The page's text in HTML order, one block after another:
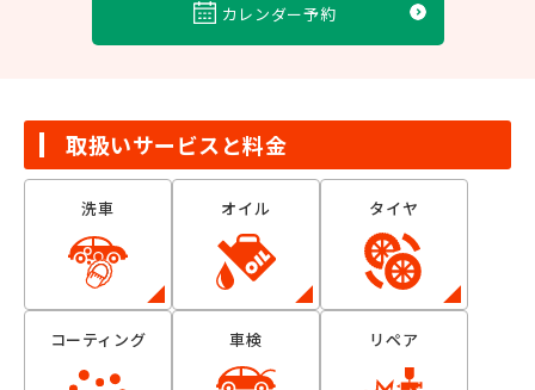
カレンダー予約
取扱いサービスと料金
洗車 オイル タイヤ
コーティング 車検 リペア